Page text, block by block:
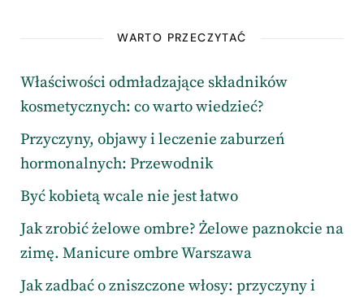
WARTO PRZECZYTAĆ
Właściwości odmładzające składników
kosmetycznych: co warto wiedzieć?
Przyczyny, objawy i leczenie zaburzeń
hormonalnych: Przewodnik
Być kobietą wcale nie jest łatwo
Jak zrobić żelowe ombre? Żelowe paznokcie na
zimę. Manicure ombre Warszawa
Jak zadbać o zniszczone włosy: przyczyny i